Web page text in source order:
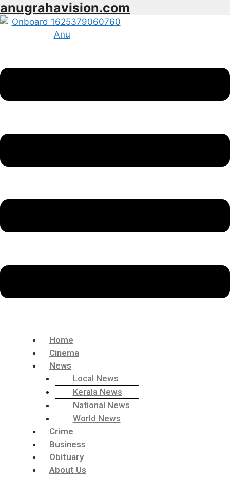
Skip
to
anugrahavision.com
Home
Cinema
News
Local News
Kerala News
National News
World News
Crime
Business
Obituary
About Us